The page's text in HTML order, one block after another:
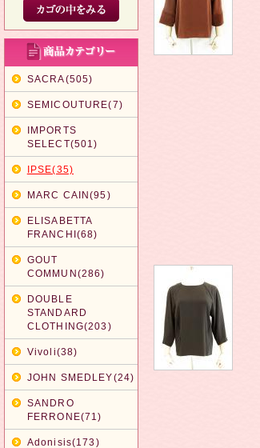
SACRA(505)
SEMICOUTURE(7)
IMPORTS
SELECT(501)
IPSE(35)
MARC CAIN(95)
ELISABETTA
FRANCHI(68)
GOUT
COMMUN(286)
DOUBLE
STANDARD
CLOTHING(203)
Vivoli(38)
JOHN SMEDLEY(24)
SANDRO
FERRONE(71)
Adonisis(173)